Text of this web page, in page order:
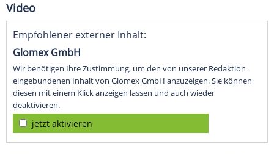
Video
Empfohlener externer Inhalt:
Glomex GmbH
Wir benötigen Ihre Zustimmung, um den von unserer Redaktion
eingebundenen Inhalt von Glomex GmbH anzuzeigen. Sie können
diesen mit einem Klick anzeigen lassen und auch wieder
deaktivieren.
jetzt aktivieren